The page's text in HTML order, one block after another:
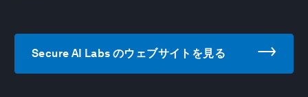
Secure AI Labs のウェブサイトを見る